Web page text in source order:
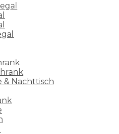
& Nachttisch